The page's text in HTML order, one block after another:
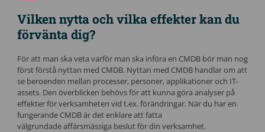
Vilken nytta och vilka effekter kan du
förvänta dig?
För att man ska veta varför man ska införa en CMDB bör man nog
först förstå nyttan med CMDB. Nyttan med CMDB handlar om att
se beroenden mellan processer, personer, applikationer och IT-
assets. Den överblicken behövs för att kunna göra analyser på
effekter för verksamheten vid t.ex. förändringar. När du har en
fungerande CMDB är det enklare att fatta
välgrundade affärsmässiga beslut för din verksamhet.